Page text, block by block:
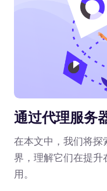
通过代理服务
在本文中，我们将探
界，理解它们在提升
用。